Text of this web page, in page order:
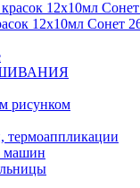
12х10мл Сонет
рисунком
термоаппликации
машин